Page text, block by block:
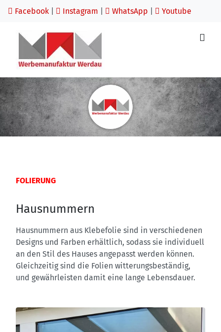
Facebook Instagram WhatsApp Youtube
FOLIERUNG
Hausnummern
Hausnummern aus Klebefolie sind in verschiedenen
Designs und Farben erhältlich, sodass sie individuell
an den Stil des Hauses angepasst werden können.
Gleichzeitig sind die Folien witterungsbeständig,
und gewährleisten damit eine lange Lebensdauer.